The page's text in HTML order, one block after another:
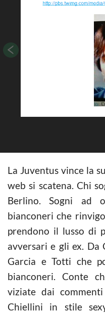
La Juventus vince la
web si scatena. Chi
Berlino. Sogni ad
bianconeri che
prendono il lusso di
avversari e gli ex. Da
Garcia e Totti che
bianconeri. Conte
viziate dai
Chiellini in stile